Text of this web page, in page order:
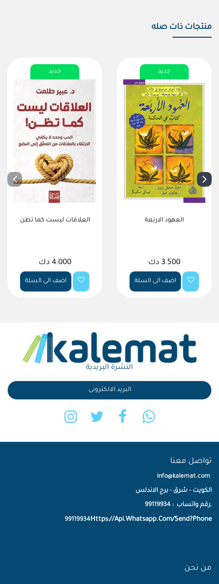
منتجات ذات صله
جديد
العلاقات ليست كما تظن
4.000 دك
اضف الى السلة
جديد
العهود الاربعة
3.500 دك
اضف الى السلة
النشرة البريدية
تواصل معنا
info@kalemat.com
الكويت - شرق - برج الاندلس
,رقم واتساب : 99119934
Https://Api.Whatsapp.Com/Send?Phone
99119934
من نحن